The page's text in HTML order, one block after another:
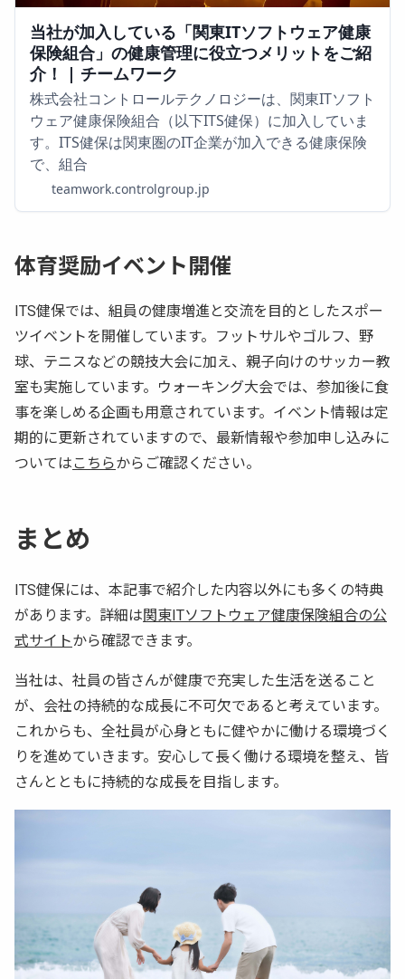
当社が加入している「関東ITソフトウェア健康
保険組合」の健康管理に役立つメリットをご紹
介！ | チームワーク
株式会社コントロールテクノロジーは、関東ITソフト
ウェア健康保険組合（以下ITS健保）に加入していま
す。ITS健保は関東圏のIT企業が加入できる健康保険
で、組合
teamwork.controlgroup.jp
体育奨励イベント開催
ITS健保では、組員の健康増進と交流を目的としたスポー
ツイベントを開催しています。フットサルやゴルフ、野
球、テニスなどの競技大会に加え、親子向けのサッカー教
室も実施しています。ウォーキング大会では、参加後に食
事を楽しめる企画も用意されています。イベント情報は定
期的に更新されていますので、最新情報や参加申し込みに
ついては こちらからご確認ください。
まとめ
ITS健保には、本記事で紹介した内容以外にも多くの特典
があります。詳細は関東ITソフトウェア健康保険組合の公
式サイトから確認できます。
当社は、社員の皆さんが健康で充実した生活を送ること
が、会社の持続的な成長に不可欠であると考えています。
これからも、全社員が心身ともに健やかに働ける環境づく
りを進めていきます。安心して長く働ける環境を整え、皆
さんとともに持続的な成長を目指します。